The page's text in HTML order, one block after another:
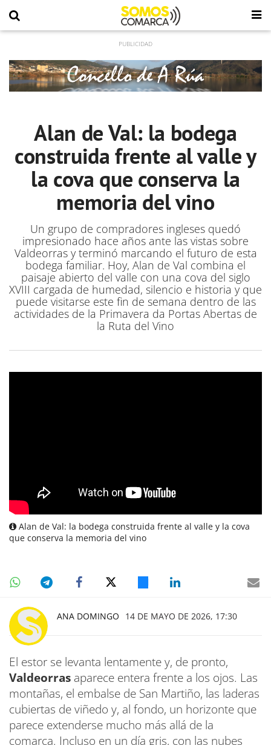
Alan de Val: la bodega
construida frente al valle y
la cova que conserva la
memoria del vino
Un grupo de compradores ingleses quedó
impresionado hace años ante las vistas sobre
Valdeorras y terminó marcando el futuro de esta
bodega familiar. Hoy, Alan de Val combina el
paisaje abierto del valle con una cova del siglo
XVIII cargada de humedad, silencio e historia y que
puede visitarse este fin de semana dentro de las
actividades de la Primavera da Portas Abertas de
la Ruta del Vino
Alan de Val: la bodega construida frente al valle y la cova
que conserva la memoria del vino
ANA DOMINGO 14 DE MAYO DE 2026, 17:30
El estor se levanta lentamente y, de pronto,
Valdeorras aparece entera frente a los ojos. Las
montañas, el embalse de San Martiño, las laderas
cubiertas de viñedo y, al fondo, un horizonte que
parece extenderse mucho más allá de la
comarca. Incluso en un día gris, con las nubes